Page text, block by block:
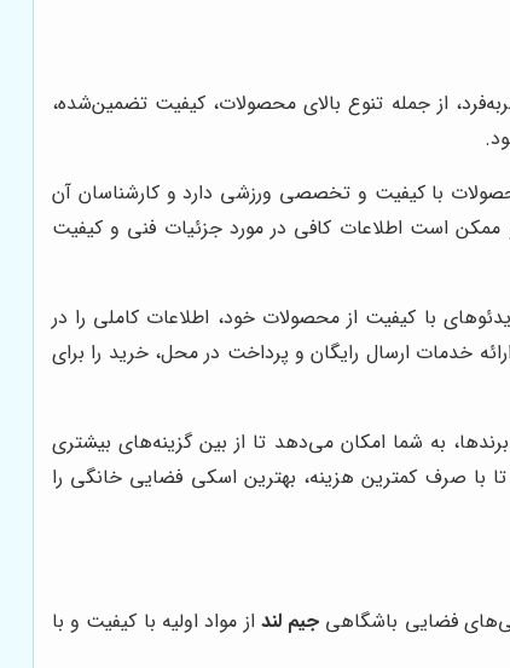
از جمله تنوع بالای محصولات، کیفیت تضمین‌شده،
با کیفیت و تخصصی ورزشی دارد و کارشناسان آن
ممکن است اطلاعات کافی در مورد جزئیات فنی و کیفیت
با کیفیت از محصولات خود، اطلاعات کاملی را در
خدمات ارسال رایگان و پرداخت در محل، خرید را برای
برندها، به شما امکان می‌دهد تا از بین گزینه‌های بیشتری
با صرف کمترین هزینه، بهترین اسکی فضایی خانگی را
فضایی باشگاهی جیم لند از مواد اولیه با کیفیت و با